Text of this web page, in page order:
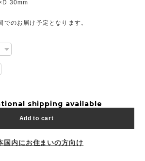
30mm
のお届け予定となります。
shipping available
Add to cart
国内にお住まいの方向け